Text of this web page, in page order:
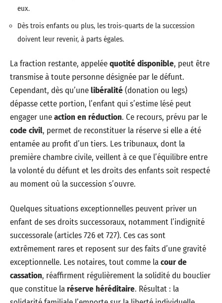
eux.
Dès trois enfants ou plus, les trois-quarts de la succession
doivent leur revenir, à parts égales.
La fraction restante, appeléequotité disponible, peut être
transmise à toute personne désignée par le défunt.
Cependant, dès qu’unelibéralité(donation ou legs)
dépasse cette portion, l’enfant qui s’estime lésé peut
engager uneaction en réduction. Ce recours, prévu par le
code civil, permet de reconstituer la réserve si elle a été
entamée au profit d’un tiers. Les tribunaux, dont la
première chambre civile, veillent à ce que l’équilibre entre
la volonté du défunt et les droits des enfants soit respecté
au moment où la succession s’ouvre.
Quelques situations exceptionnelles peuvent priver un
enfant de ses droits successoraux, notamment l’indignité
successorale (articles 726 et 727). Ces cas sont
extrêmement rares et reposent sur des faits d’une gravité
exceptionnelle. Les notaires, tout comme lacour de
cassation, réaffirment régulièrement la solidité du bouclier
que constitue laréserve héréditaire. Résultat : la